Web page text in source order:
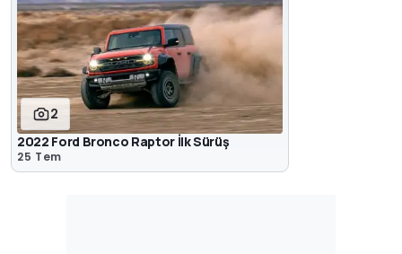
2
2022 Ford Bronco Raptor İlk Sürüş
25 Tem